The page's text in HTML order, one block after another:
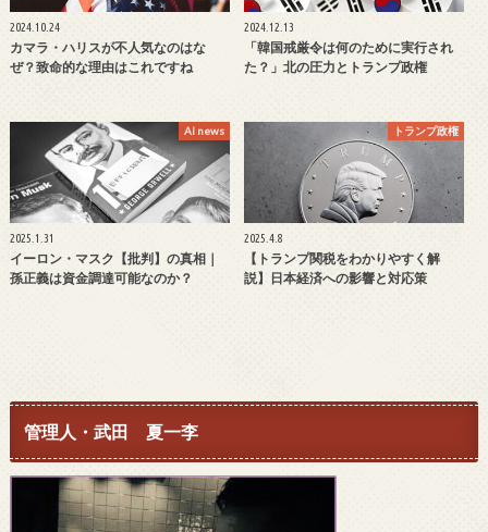
2024.10.24
カマラ・ハリスが不人気なのはな
ぜ？致命的な理由はこれですね
2024.12.13
「韓国戒厳令は何のために実行され
た？」北の圧力とトランプ政権
AI news
2025.1.31
イーロン・マスク【批判】の真相｜
孫正義は資金調達可能なのか？
トランプ政権
2025.4.8
【トランプ関税をわかりやすく解
説】日本経済への影響と対応策
管理人・武田 夏一李